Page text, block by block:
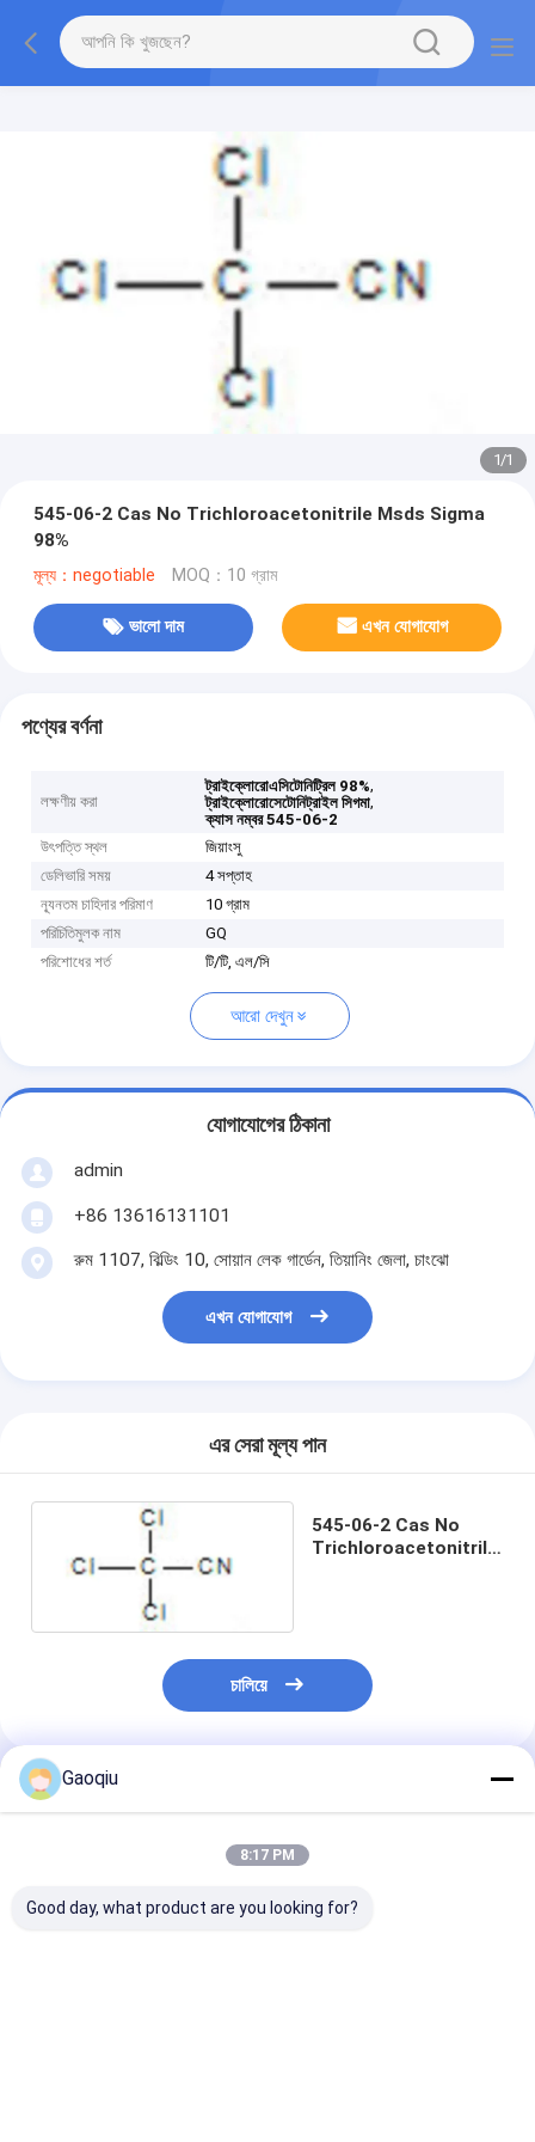
1/1
545-06-2 Cas No Trichloroacetonitrile Msds Sigma
98%
মূল্য：negotiable MOQ：10 গ্রাম
ভালো দাম এখন যোগাযোগ
পণ্যের বর্ণনা
লক্ষণীয় করা
ট্রাইক্লোরোএসিটোনিট্রিল 98%,
ট্রাইক্লোরোসেটোনিট্রাইল সিগমা,
ক্যাস নম্বর 545-06-2
উৎপত্তি স্থল
জিয়াংসু
ডেলিভারি সময়
4 সপ্তাহ
ন্যূনতম চাহিদার পরিমাণ
10 গ্রাম
পরিচিতিমুলক নাম
GQ
পরিশোধের শর্ত
টি/টি, এল/সি
আরো দেখুন
যোগাযোগের ঠিকানা
admin
+86 13616131101
রুম 1107, বিল্ডিং 10, সোয়ান লেক গার্ডেন, তিয়ানিং জেলা, চাংঝো
এখন যোগাযোগ
এর সেরা মূল্য পান
545-06-2 Cas No
Trichloroacetonitrile
চালিয়ে
প্রস্তাবিত পণ্য
Gaoqiu
8:17 PM
Good day, what product are you looking for?